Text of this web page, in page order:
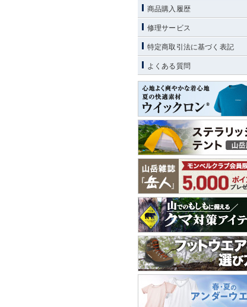
商品購入履歴
修理サービス
特定商取引法に基づく表記
よくある質問